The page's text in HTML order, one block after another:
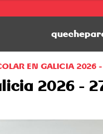
EN GALICIA 2026
2026 -